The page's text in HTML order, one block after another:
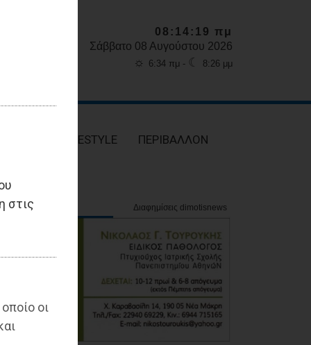
στις
οι
08:14:21 πμ
Σάββατο 08 Αυγούστου 2026
☼ 6:34 πμ - ☾ 8:26 μμ
LIFESTYLE ΠΕΡΙΒΑΛΛΟΝ